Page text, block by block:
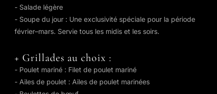
- Salade légère
- Soupe du jour : Une exclusivité spéciale pour la période
février–mars. Servie tous les midis et les soirs.
+ Grillades au choix :
- Poulet mariné : Filet de poulet mariné
- Ailes de poulet : Ailes de poulet marinées